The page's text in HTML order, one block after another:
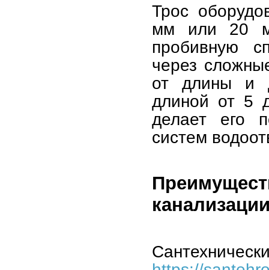
Трос
мм или 20
пробивную
через
от длины и
длиной от 5
делает его
систем